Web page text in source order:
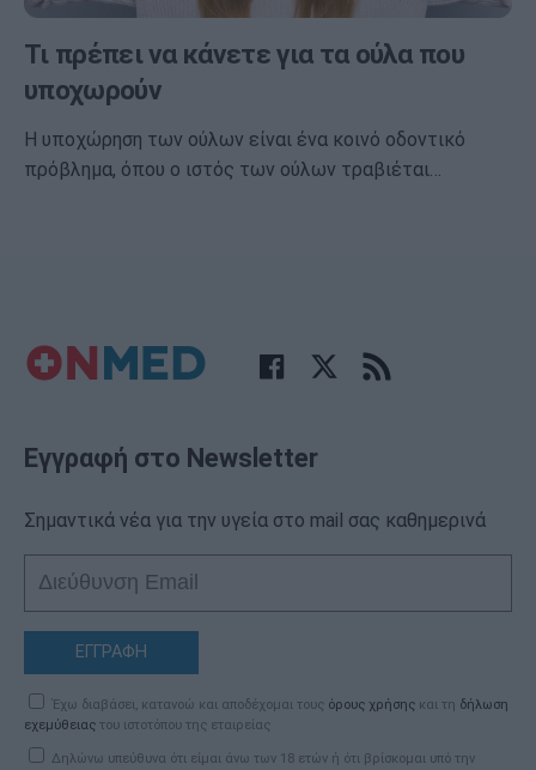
Τι πρέπει να κάνετε για τα ούλα που
υποχωρούν
Η υποχώρηση των ούλων είναι ένα κοινό οδοντικό
πρόβλημα, όπου ο ιστός των ούλων τραβιέται…
Εγγραφή στο Newsletter
Σημαντικά νέα για την υγεία στο mail σας καθημερινά
ΕΓΓΡΑΦΗ
Έχω διαβάσει, κατανοώ και αποδέχομαι τους όρους χρήσης και τη δήλωση
εχεμύθειας του ιστοτόπου της εταιρείας
Δηλώνω υπεύθυνα ότι είμαι άνω των 18 ετών ή ότι βρίσκομαι υπό την